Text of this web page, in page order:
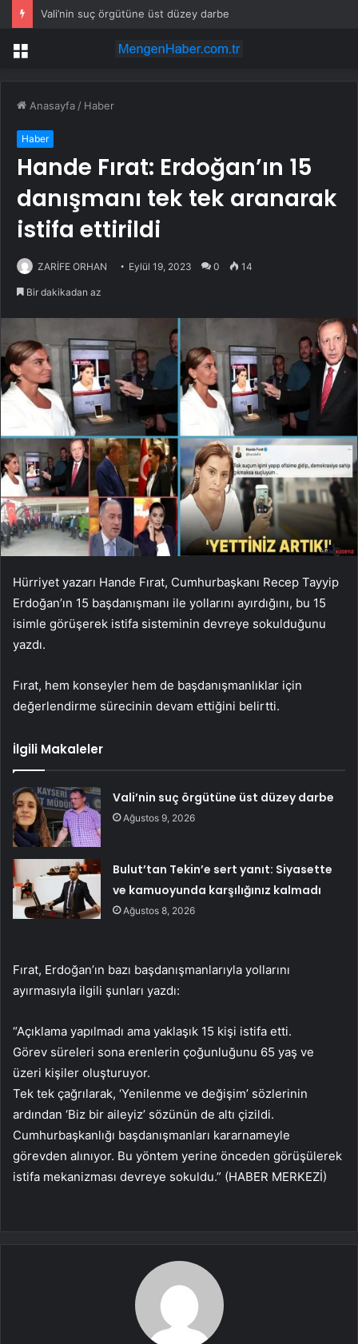
Vali’nin suç örgütüne üst düzey darbe
Menü
Anasayfa / Haber
Haber
Hande Fırat: Erdoğan’ın 15
danışmanı tek tek aranarak
istifa ettirildi
ZARİFE ORHAN Eylül 19, 2023 0 14
Bir dakikadan az
Hürriyet yazarı Hande Fırat, Cumhurbaşkanı Recep Tayyip
Erdoğan’ın 15 başdanışmanı ile yollarını ayırdığını, bu 15
isimle görüşerek istifa sisteminin devreye sokulduğunu
yazdı.
Fırat, hem konseyler hem de başdanışmanlıklar için
değerlendirme sürecinin devam ettiğini belirtti.
İlgili Makaleler
Vali’nin suç örgütüne üst düzey darbe
Ağustos 9, 2026
Bulut’tan Tekin’e sert yanıt: Siyasette
ve kamuoyunda karşılığınız kalmadı
Ağustos 8, 2026
Fırat, Erdoğan’ın bazı başdanışmanlarıyla yollarını
ayırmasıyla ilgili şunları yazdı:
“Açıklama yapılmadı ama yaklaşık 15 kişi istifa etti.
Görev süreleri sona erenlerin çoğunluğunu 65 yaş ve
üzeri kişiler oluşturuyor.
Tek tek çağrılarak, ‘Yenilenme ve değişim’ sözlerinin
ardından ‘Biz bir aileyiz’ sözünün de altı çizildi.
Cumhurbaşkanlığı başdanışmanları kararnameyle
görevden alınıyor. Bu yöntem yerine önceden görüşülerek
istifa mekanizması devreye sokuldu.” (HABER MERKEZİ)